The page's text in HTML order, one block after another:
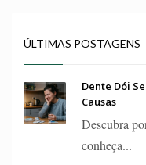
ÚLTIMAS POSTAGENS
Dente Dói
Causas
Descubra
conheça...